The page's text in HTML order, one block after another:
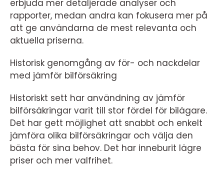
erbjuda mer detaljerade analyser och
rapporter, medan andra kan fokusera mer på
att ge användarna de mest relevanta och
aktuella priserna.
Historisk genomgång av för- och nackdelar
med jämför bilförsäkring
Historiskt sett har användning av jämför
bilförsäkringar varit till stor fördel för bilägare.
Det har gett möjlighet att snabbt och enkelt
jämföra olika bilförsäkringar och välja den
bästa för sina behov. Det har inneburit lägre
priser och mer valfrihet.